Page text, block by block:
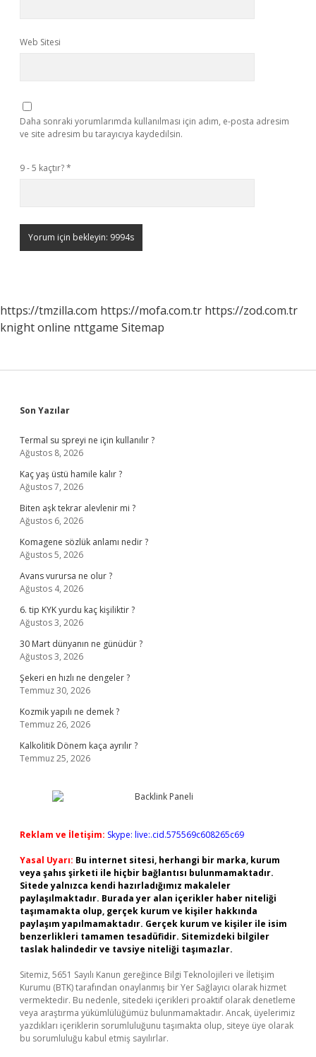
Web Sitesi
Daha sonraki yorumlarımda kullanılması için adım, e-posta adresim
ve site adresim bu tarayıcıya kaydedilsin.
9 - 5 kaçtır?*
https://tmzilla.com https://mofa.com.tr https://zod.com.tr
knight online nttgame Sitemap
Sidebar
Son Yazılar
Termal su spreyi ne için kullanılır ?
Ağustos 8, 2026
Kaç yaş üstü hamile kalır ?
Ağustos 7, 2026
Biten aşk tekrar alevlenir mi ?
Ağustos 6, 2026
Komagene sözlük anlamı nedir ?
Ağustos 5, 2026
Avans vurursa ne olur ?
Ağustos 4, 2026
6. tip KYK yurdu kaç kişiliktir ?
Ağustos 3, 2026
30 Mart dünyanın ne günüdür ?
Ağustos 3, 2026
Şekeri en hızlı ne dengeler ?
Temmuz 30, 2026
Kozmik yapılı ne demek ?
Temmuz 26, 2026
Kalkolitik Dönem kaça ayrılır ?
Temmuz 25, 2026
Reklam ve İletişim: Skype: live:.cid.575569c608265c69
Yasal Uyarı: Bu internet sitesi, herhangi bir marka, kurum
veya şahıs şirketi ile hiçbir bağlantısı bulunmamaktadır.
Sitede yalnızca kendi hazırladığımız makaleler
paylaşılmaktadır. Burada yer alan içerikler haber niteliği
taşımamakta olup, gerçek kurum ve kişiler hakkında
paylaşım yapılmamaktadır. Gerçek kurum ve kişiler ile isim
benzerlikleri tamamen tesadüfidir. Sitemizdeki bilgiler
taslak halindedir ve tavsiye niteliği taşımazlar.
Sitemiz, 5651 Sayılı Kanun gereğince Bilgi Teknolojileri ve İletişim
Kurumu (BTK) tarafından onaylanmış bir Yer Sağlayıcı olarak hizmet
vermektedir. Bu nedenle, sitedeki içerikleri proaktif olarak denetleme
veya araştırma yükümlülüğümüz bulunmamaktadır. Ancak, üyelerimiz
yazdıkları içeriklerin sorumluluğunu taşımakta olup, siteye üye olarak
bu sorumluluğu kabul etmiş sayılırlar.